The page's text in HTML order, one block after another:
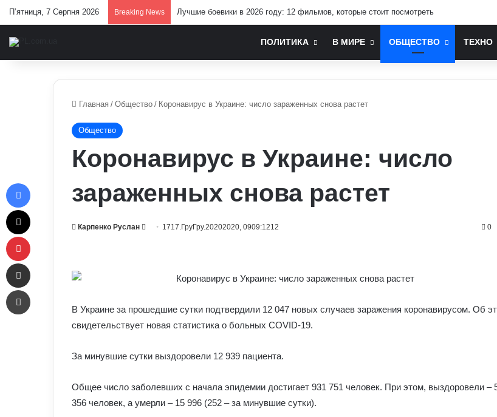
П’ятниця, 7 Серпня 2026 Breaking News Лучшие боевики в 2026 году: 12 фильмов, которые стоит посмотреть
ПОЛИТИКА В МИРЕ ОБЩЕСТВО ТЕХНО
Главная / Общество / Коронавирус в Украине: число зараженных снова растет
Общество
Коронавирус в Украине: число
зараженных снова растет
Карпенко Руслан
Send 1717.ГруГру.20202020, 0909:1212 0
В Украине за прошедшие сутки подтвердили 12 047 новых случаев заражения коронавирусом. Об
свидетельствует новая статистика о больных COVID-19.
За минувшие сутки выздоровели 12 939 пациента.
Общее число заболевших с начала эпидемии достигает 931 751 человек. При этом, выздоровели –
356 человек, а умерли – 15 996 (252 – за минувшие сутки).